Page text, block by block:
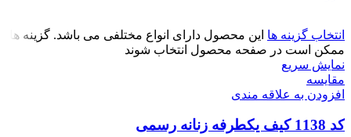
انتخاب گزینه ها این محصول دارای انواع مختلفی می باشد. گزینه ها
ممکن است در صفحه محصول انتخاب شوند
نمایش سریع
مقايسه
افزودن به علاقه مندی
کد 1138 کیف یکطرفه زنانه رسمی